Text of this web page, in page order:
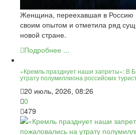
Женщина, переехавшая в Россию
своим опытом и отметила ряд
новой стране.
Подробнее ...
«Кремль празднует наши запреты»: В
утрату полумиллиона российских
20 июль, 2026, 08:26
0
479